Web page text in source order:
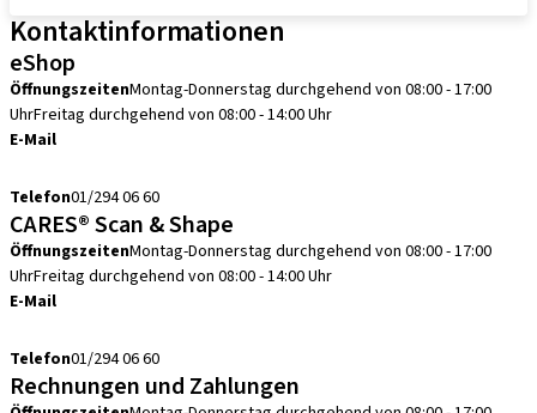
Kontaktinformationen
eShop
ÖffnungszeitenMontag-Donnerstag durchgehend von 08:00 - 17:00
UhrFreitag durchgehend von 08:00 - 14:00 Uhr
E-Mail
Telefon01/294 06 60
CARES® Scan & Shape
ÖffnungszeitenMontag-Donnerstag durchgehend von 08:00 - 17:00
UhrFreitag durchgehend von 08:00 - 14:00 Uhr
E-Mail
Telefon01/294 06 60
Rechnungen und Zahlungen